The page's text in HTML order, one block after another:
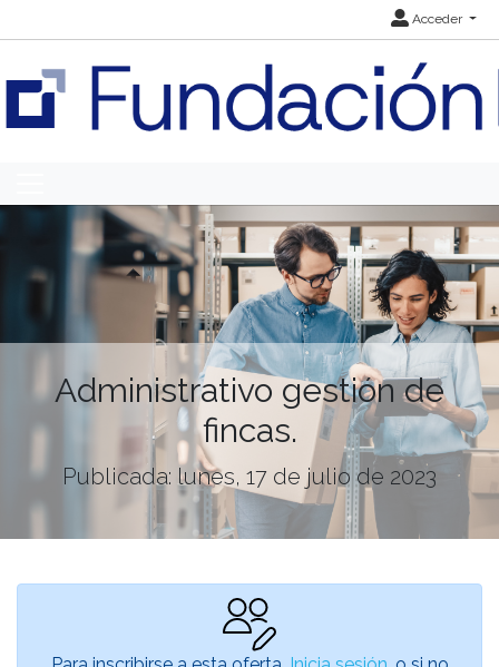
Acceder
Administrativo gestión de
fincas.
Publicada: lunes, 17 de julio de 2023